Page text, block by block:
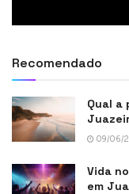
Recomendado
Qual a
09/06/
Vida
em